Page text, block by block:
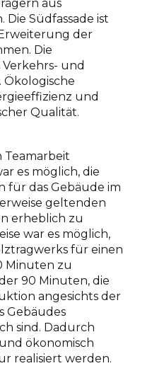
aus
Südfassade ist
der
Die
und
und
Qualität.
Teamarbeit
es möglich, die
für das Gebäude im
geltenden
erheblich zu
war es möglich,
für einen
Minuten zu
90 Minuten, die
angesichts der
Gebäudes
sind. Dadurch
ökonomisch
realisiert werden.